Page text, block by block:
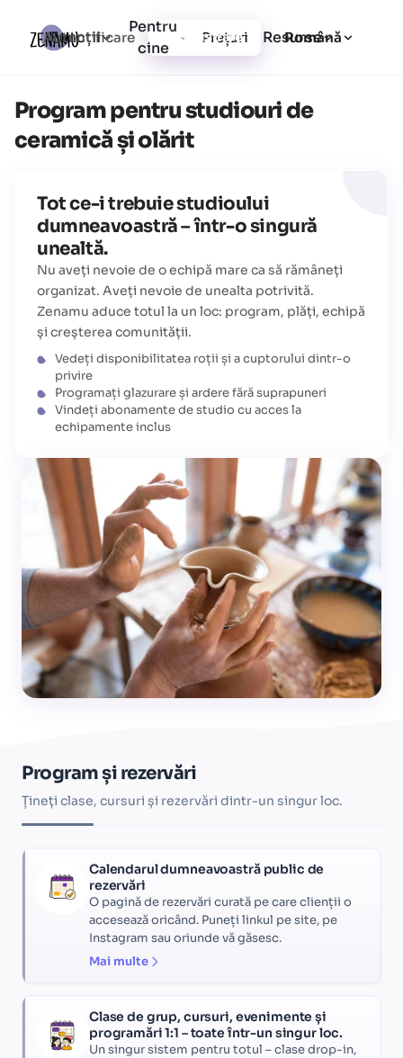
Funcții
Pentru
cine
Prețuri Resurse
Autentificare Înregistrare Română
Program pentru studiouri de
ceramică și olărit
Tot ce-i trebuie studioului
dumneavoastră – într-o singură
unealtă.
Nu aveți nevoie de o echipă mare ca să rămâneți
organizat. Aveți nevoie de unealta potrivită.
Zenamu aduce totul la un loc: program, plăți, echipă
și creșterea comunității.
Vedeți disponibilitatea roții și a cuptorului dintr-o
privire
Programați glazurare și ardere fără suprapuneri
Vindeți abonamente de studio cu acces la
echipamente inclus
Program și rezervări
Țineți clase, cursuri și rezervări dintr-un singur loc.
Calendarul dumneavoastră public de
rezervări
O pagină de rezervări curată pe care clienții o
accesează oricând. Puneți linkul pe site, pe
Instagram sau oriunde vă găsesc.
Mai multe
Clase de grup, cursuri, evenimente și
programări 1:1 – toate într-un singur loc.
Un singur sistem pentru totul – clase drop-in,